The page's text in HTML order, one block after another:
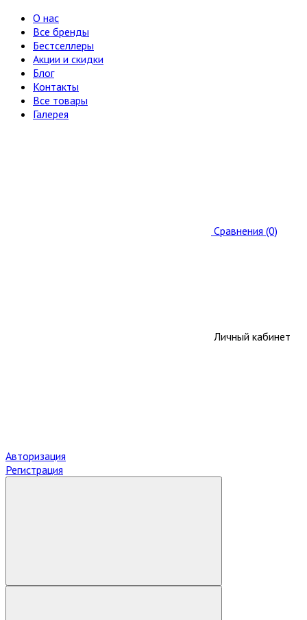
О нас
Все бренды
Бестселлеры
Акции и скидки
Блог
Контакты
Все товары
Галерея
Сравнения (0)
Личный кабинет
Авторизация
Регистрация